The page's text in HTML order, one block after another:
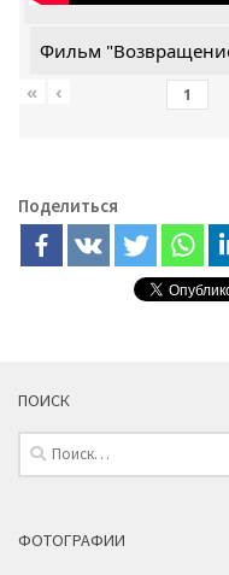
Фильм
«
‹
Поделиться
ПОИСК
Найти:
ФОТОГРАФИИ